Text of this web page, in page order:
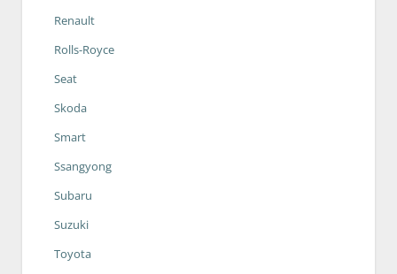
Renault
Rolls-Royce
Seat
Skoda
Smart
Ssangyong
Subaru
Suzuki
Toyota